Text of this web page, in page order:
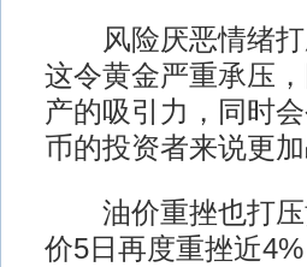
风险厌恶情绪打
这令黄金严重承压
产的吸引力，同时
币的投资者来说更加
油价重挫也打压
价5日再度重挫近